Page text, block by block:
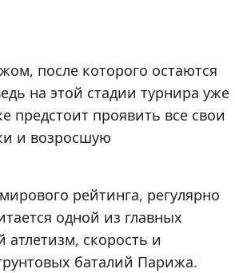
после которого остаются
на этой стадии турнира уже
предстоит проявить все свои
и возросшую
рейтинга, регулярно
одной из главных
скорость и
баталий Парижа.